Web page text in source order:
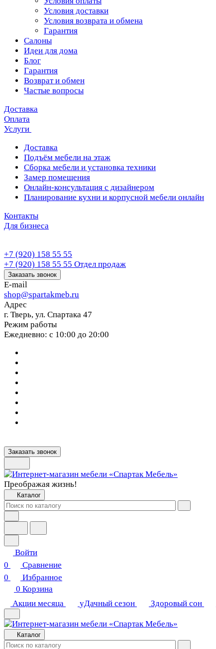
Условия доставки
Условия возврата и обмена
Гарантия
Салоны
Идеи для дома
Блог
Гарантия
Возврат и обмен
Частые вопросы
Доставка
Оплата
Услуги
Доставка
Подъём мебели на этаж
Сборка мебели и установка техники
Замер помещения
Онлайн-консультация с дизайнером
Планирование кухни и корпусной мебели онлайн
Контакты
Для бизнеса
+7 (920) 158 55 55
+7 (920) 158 55 55 Отдел продаж
Заказать звонок
E-mail
shop@spartakmeb.ru
Адрес
г. Тверь, ул. Спартака 47
Режим работы
Ежедневно: с 10:00 до 20:00
Заказать звонок
Преображая жизнь!
Каталог
Войти
0
Сравнение
0
Избранное
0 Корзина
Акции месяца
уДачный сезон Здоровый сон
Каталог